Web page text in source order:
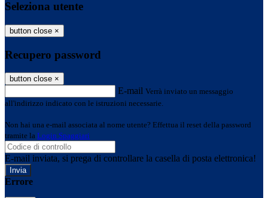
Seleziona utente
button close ×
Recupero password
button close ×
E-mail Verrà inviato un messaggio
all'indirizzo indicato con le istruzioni necessarie.
Non hai una e-mail associata al nome utente? Effettua il reset della password
tramite la Login Spaggiari
E-mail inviata, si prega di controllare la casella di posta elettronica!
Errore